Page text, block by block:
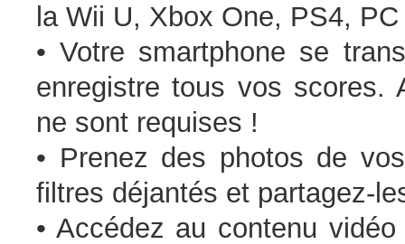
la Wii U, Xbox One, PS4,
• Votre smartphone se
enregistre tous vos scores.
ne sont requises !
• Prenez des photos de
filtres déjantés et partagez-
• Accédez au contenu